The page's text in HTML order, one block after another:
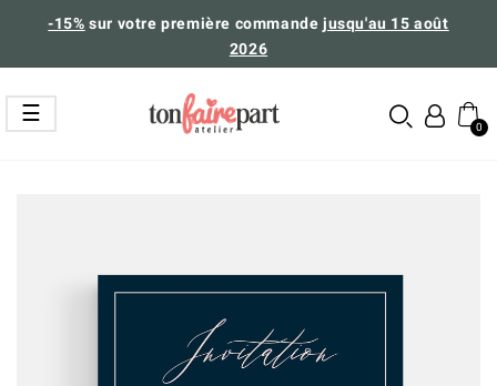
-15% sur votre première commandejusqu'au 15 août
2026
Basculer
la
navigation
☰